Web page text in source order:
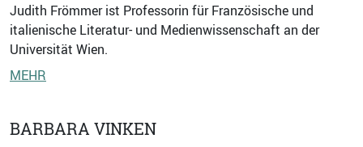
Judith Frömmer ist Professorin für Französische und
italienische Literatur- und Medienwissenschaft an der
Universität Wien.
MEHR
BARBARA VINKEN